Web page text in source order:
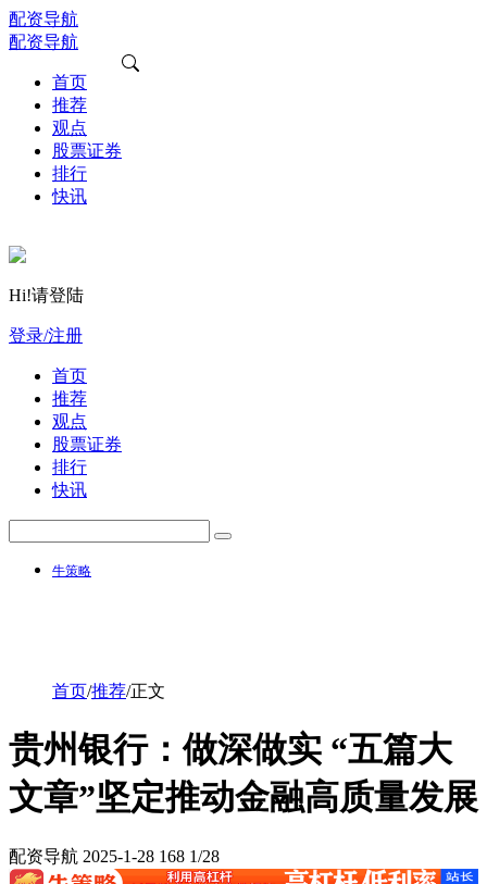
配资导航
配资导航
首页
推荐
观点
股票证券
排行
快讯
Hi!请登陆
登录/注册
首页
推荐
观点
股票证券
排行
快讯
牛策略
首页/推荐/正文
贵州银行：做深做实 “五篇大
文章”坚定推动金融高质量发展
配资导航 2025-1-28 168 1/28